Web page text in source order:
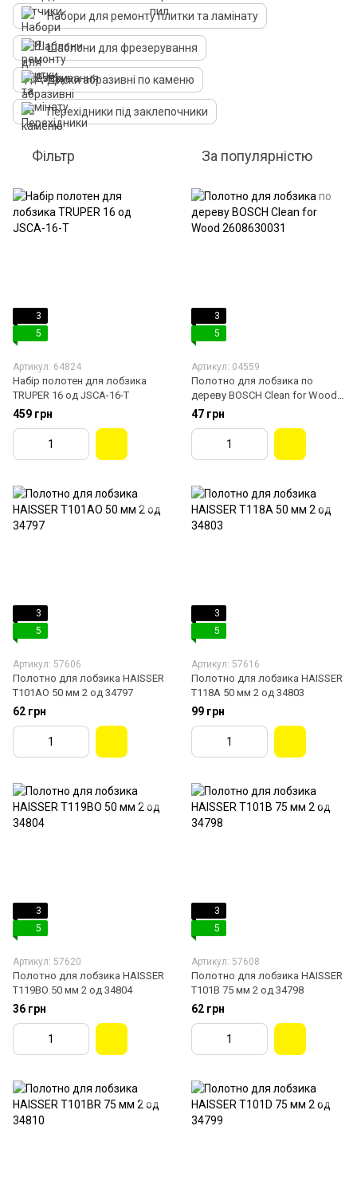
Набори для ремонту плитки та ламінату
Шаблони для фрезерування
Диски абразивні по каменю
Перехідники під заклепочники
Фільтр За популярністю
3
5
Артикул: 64824
Набір полотен для лобзика
TRUPER 16 од JSCA-16-T
459 грн
3
5
Артикул: 04559
Полотно для лобзика по
дереву BOSCH Clean for Wood
2608630031
47 грн
3
5
Артикул: 57606
Полотно для лобзика HAISSER
T101AO 50 мм 2 од 34797
62 грн
3
5
Артикул: 57616
Полотно для лобзика HAISSER
Т118А 50 мм 2 од 34803
99 грн
3
5
Артикул: 57620
Полотно для лобзика HAISSER
T119BО 50 мм 2 од 34804
36 грн
3
5
Артикул: 57608
Полотно для лобзика HAISSER
T101B 75 мм 2 од 34798
62 грн